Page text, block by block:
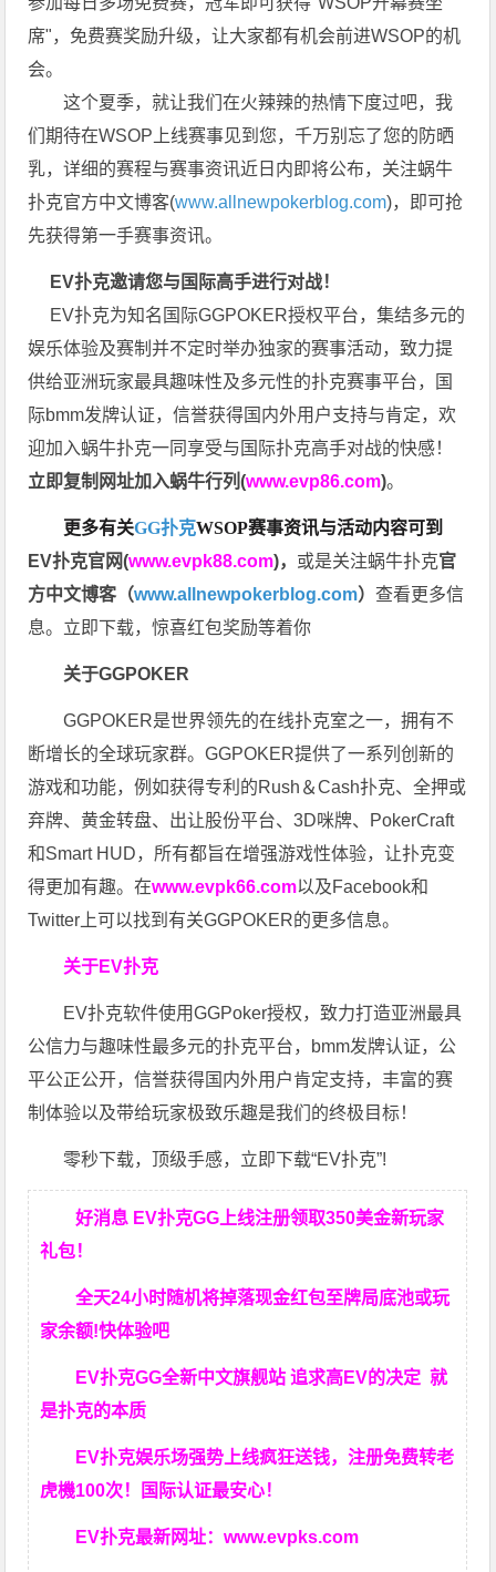
席"，免费赛奖励升级，让大家都有机会前进WSOP的机
会。
这个夏季，就让我们在火辣辣的热情下度过吧，我
们期待在WSOP上线赛事见到您，千万别忘了您的防晒
乳，详细的赛程与赛事资讯近日内即将公布，关注蜗牛
扑克官方中文博客(www.allnewpokerblog.com)，即可抢
先获得第一手赛事资讯。
EV扑克邀请您与国际高手进行对战！
EV扑克为知名国际GGPOKER授权平台，集结多元的
娱乐体验及赛制并不定时举办独家的赛事活动，致力提
供给亚洲玩家最具趣味性及多元性的扑克赛事平台，国
际bmm发牌认证，信誉获得国内外用户支持与肯定，欢
迎加入蜗牛扑克一同享受与国际扑克高手对战的快感！
立即复制网址加入蜗牛行列(www.evp86.com)。
更多有关GG扑克WSOP赛事资讯与活动内容可到
EV扑克官网(www.evpk88.com)， 或是关注蜗牛扑克官
方中文博客（www.allnewpokerblog.com）查看更多信
息。立即下载，惊喜红包奖励等着你
关于GGPOKER
GGPOKER是世界领先的在线扑克室之一，拥有不
断增长的全球玩家群。GGPOKER提供了一系列创新的
游戏和功能，例如获得专利的Rush＆Cash扑克、全押或
弃牌、黄金转盘、出让股份平台、3D咪牌、PokerCraft
和Smart HUD，所有都旨在增强游戏性体验，让扑克变
得更加有趣。在www.evpk66.com以及Facebook和
Twitter上可以找到有关GGPOKER的更多信息。
关于EV扑克
EV扑克软件使用GGPoker授权，致力打造亚洲最具
公信力与趣味性最多元的扑克平台，bmm发牌认证，公
平公正公开，信誉获得国内外用户肯定支持，丰富的赛
制体验以及带给玩家极致乐趣是我们的终极目标！
零秒下载，顶级手感，立即下载“EV扑克”!
好消息 EV扑克GG上线注册领取350美金新玩家
礼包！
全天24小时随机将掉落现金红包至牌局底池或玩
家余额!快体验吧
EV扑克GG全新中文旗舰站 追求高EV的决定就
是扑克的本质
EV扑克娱乐场强势上线疯狂送钱，注册免费转老
虎機100次！国际认证最安心！
EV扑克最新网址：www.evpks.com